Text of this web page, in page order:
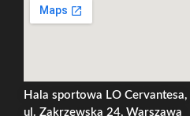
Hala sportowa LO Cervantesa,
ul. Zakrzewska 24, Warszawa